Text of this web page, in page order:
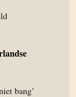
bang’